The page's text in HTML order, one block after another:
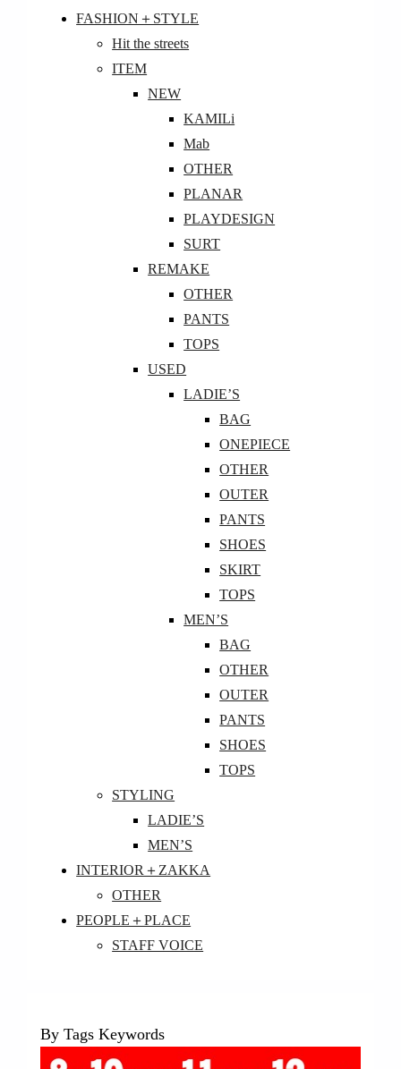
FASHION＋STYLE
Hit the streets
ITEM
NEW
KAMILi
Mab
OTHER
PLANAR
PLAYDESIGN
SURT
REMAKE
OTHER
PANTS
TOPS
USED
LADIE’S
BAG
ONEPIECE
OTHER
OUTER
PANTS
SHOES
SKIRT
TOPS
MEN’S
BAG
OTHER
OUTER
PANTS
SHOES
TOPS
STYLING
LADIE’S
MEN’S
INTERIOR＋ZAKKA
OTHER
PEOPLE＋PLACE
STAFF VOICE
By Tags Keywords